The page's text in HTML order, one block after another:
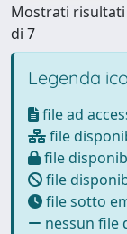
Mostrati risultati
di 7
Legenda
file ad
file
file
file
file sotto
nessun file